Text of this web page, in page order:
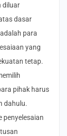
diluar
dasar
para
yang
tetap.
pihak harus
dahulu.
penyelesaian